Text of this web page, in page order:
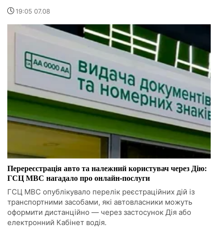
19:05 07.08
Перереєстрація авто та належний користувач через Дію:
ГСЦ МВС нагадало про онлайн-послуги
ГСЦ МВС опублікувало перелік реєстраційних дій із
транспортними засобами, які автовласники можуть
оформити дистанційно — через застосунок Дія або
електронний Кабінет водія.